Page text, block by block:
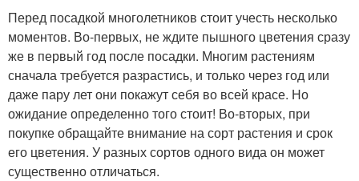
Перед посадкой многолетников стоит учесть несколько
моментов. Во-первых, не ждите пышного цветения сразу
же в первый год после посадки. Многим растениям
сначала требуется разрастись, и только через год или
даже пару лет они покажут себя во всей красе. Но
ожидание определенно того стоит! Во-вторых, при
покупке обращайте внимание на сорт растения и срок
его цветения. У разных сортов одного вида он может
существенно отличаться.